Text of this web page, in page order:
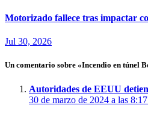
Motorizado fallece tras impactar
Jul 30, 2026
Un comentario sobre «Incendio en túnel
Autoridades de EEUU
30 de marzo de 2024 a las